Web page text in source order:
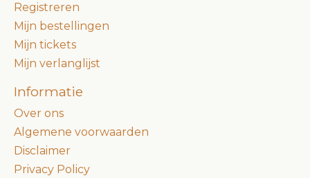
Registreren
Mijn bestellingen
Mijn tickets
Mijn verlanglijst
Informatie
Over ons
Algemene voorwaarden
Disclaimer
Privacy Policy